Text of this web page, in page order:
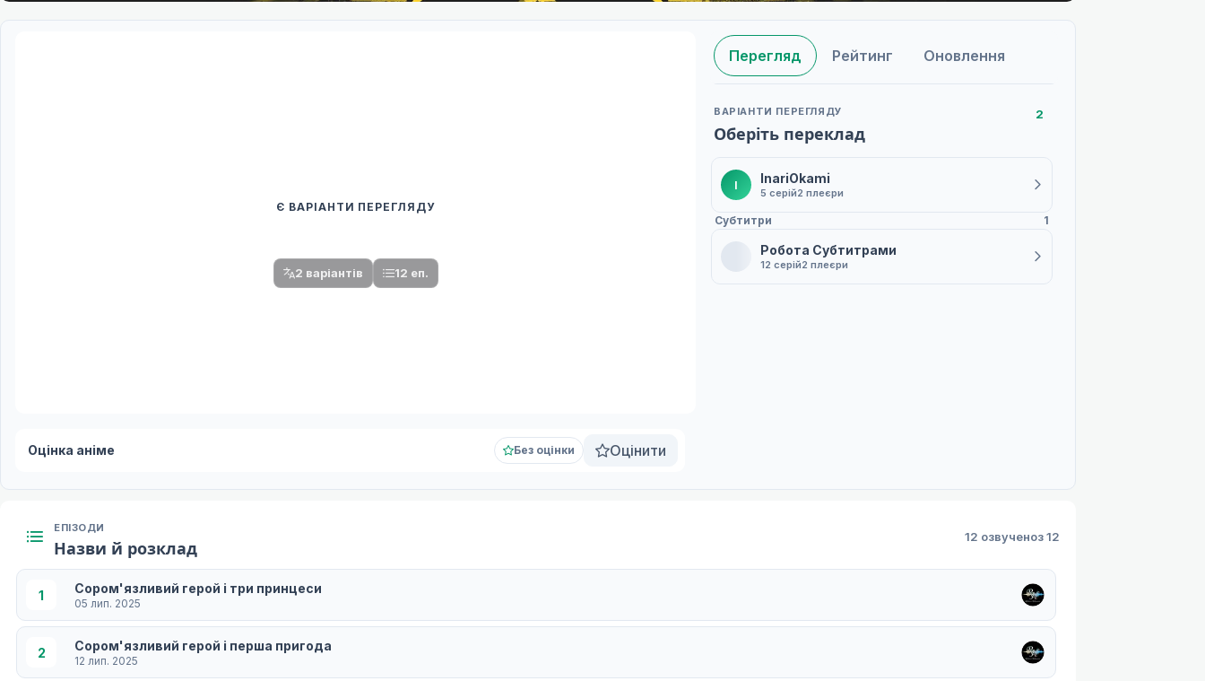
Є ВАРІАНТИ ПЕРЕГЛЯДУ
2 варіантів 12 еп.
Оцінка аніме Без оцінки Оцінити
Перегляд Рейтинг Оновлення
ВАРІАНТИ ПЕРЕГЛЯДУ
Оберіть переклад
2
I InariOkami
5 серій2 плеєри
Субтитри 1
Робота Субтитрами
12 серій2 плеєри
ЕПІЗОДИ
Назви й розклад
12 озвученоз 12
1 Сором'язливий герой і три принцеси
05 лип. 2025
2 Сором'язливий герой і перша пригода
12 лип. 2025